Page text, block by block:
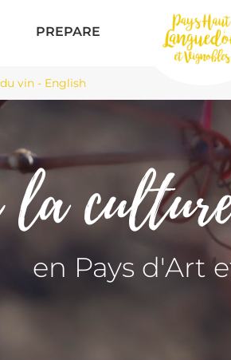
PREPARE
vin - English
en Pays d'Art